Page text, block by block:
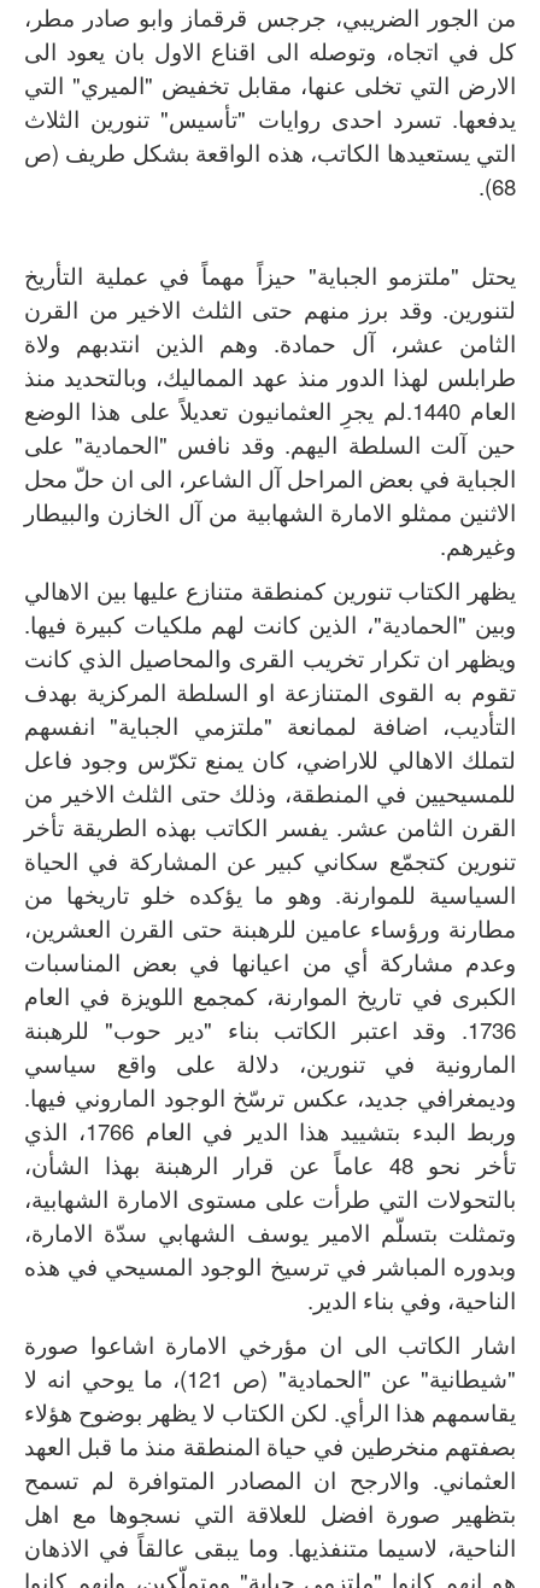
من الجور الضريبي، جرجس قرقماز وابو صادر مطر،
كل في اتجاه، وتوصله الى اقناع الاول بان يعود الى
الارض التي تخلى عنها، مقابل تخفيض "الميري" التي
يدفعها. تسرد احدى روايات "تأسيس" تنورين الثلاث
التي يستعيدها الكاتب، هذه الواقعة بشكل طريف (ص
68).
يحتل "ملتزمو الجباية" حيزاً مهماً في عملية التأريخ
لتنورين. وقد برز منهم حتى الثلث الاخير من القرن
الثامن عشر، آل حمادة. وهم الذين انتدبهم ولاة
طرابلس لهذا الدور منذ عهد المماليك، وبالتحديد منذ
العام 1440.لم يجرِ العثمانيون تعديلاً على هذا الوضع
حين آلت السلطة اليهم. وقد نافس "الحمادية" على
الجباية في بعض المراحل آل الشاعر، الى ان حلّ محل
الاثنين ممثلو الامارة الشهابية من آل الخازن والبيطار
وغيرهم.
يظهر الكتاب تنورين كمنطقة متنازع عليها بين الاهالي
وبين "الحمادية"، الذين كانت لهم ملكيات كبيرة فيها.
ويظهر ان تكرار تخريب القرى والمحاصيل الذي كانت
تقوم به القوى المتنازعة او السلطة المركزية بهدف
التأديب، اضافة لممانعة "ملتزمي الجباية" انفسهم
لتملك الاهالي للاراضي، كان يمنع تكرّس وجود فاعل
للمسيحيين في المنطقة، وذلك حتى الثلث الاخير من
القرن الثامن عشر. يفسر الكاتب بهذه الطريقة تأخر
تنورين كتجمّع سكاني كبير عن المشاركة في الحياة
السياسية للموارنة. وهو ما يؤكده خلو تاريخها من
مطارنة ورؤساء عامين للرهبنة حتى القرن العشرين،
وعدم مشاركة أي من اعيانها في بعض المناسبات
الكبرى في تاريخ الموارنة، كمجمع اللويزة في العام
1736. وقد اعتبر الكاتب بناء "دير حوب" للرهبنة
المارونية في تنورين، دلالة على واقع سياسي
وديمغرافي جديد، عكس ترسّخ الوجود الماروني فيها.
وربط البدء بتشييد هذا الدير في العام 1766، الذي
تأخر نحو 48 عاماً عن قرار الرهبنة بهذا الشأن،
بالتحولات التي طرأت على مستوى الامارة الشهابية،
وتمثلت بتسلّم الامير يوسف الشهابي سدّة الامارة،
وبدوره المباشر في ترسيخ الوجود المسيحي في هذه
الناحية، وفي بناء الدير.
اشار الكاتب الى ان مؤرخي الامارة اشاعوا صورة
"شيطانية" عن "الحمادية" (ص 121)، ما يوحي انه لا
يقاسمهم هذا الرأي. لكن الكتاب لا يظهر بوضوح هؤلاء
بصفتهم منخرطين في حياة المنطقة منذ ما قبل العهد
العثماني. والارجح ان المصادر المتوافرة لم تسمح
بتظهير صورة افضل للعلاقة التي نسجوها مع اهل
الناحية، لاسيما متنفذيها. وما يبقى عالقاً في الاذهان
هو انهم كانوا "ملتزمي جباية" ومتملّكين، وانهم كانوا